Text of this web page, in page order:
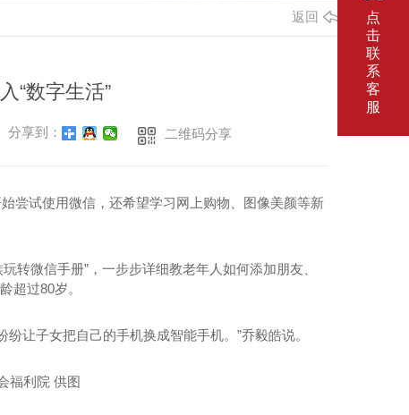
返回
“数字生活”
分享到： 二维码分享
尝试使用微信，还希望学习网上购物、图像美颜等新
转微信手册”，一步步详细教老年人如何添加朋友、
超过80岁。
让子女把自己的手机换成智能手机。”乔毅皓说。
点
击
联
系
客
服